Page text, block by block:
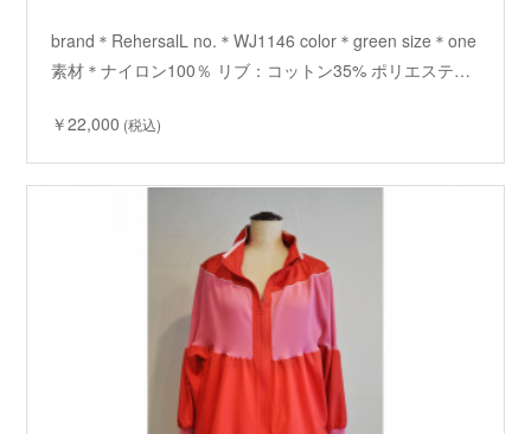
brand＊RehersalL no.＊WJ1146 color＊green size＊one
素材＊ナイロン100％ リブ：コットン35% ポリエステ…
￥22,000 (税込)